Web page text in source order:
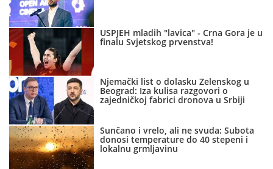
USPJEH mladih "lavica" - Crna Gora je u
finalu Svjetskog prvenstva!
Njemački list o dolasku Zelenskog u
Beograd: Iza kulisa razgovori o
zajedničkoj fabrici dronova u Srbiji
Sunčano i vrelo, ali ne svuda: Subota
donosi temperature do 40 stepeni i
lokalnu grmljavinu